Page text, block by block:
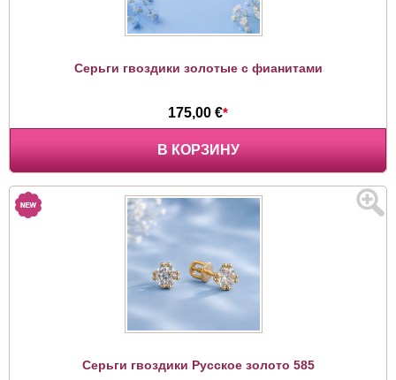
Серьги гвоздики золотые с фианитами
175,00 €*
В КОРЗИНУ
Серьги гвоздики Русское золото 585